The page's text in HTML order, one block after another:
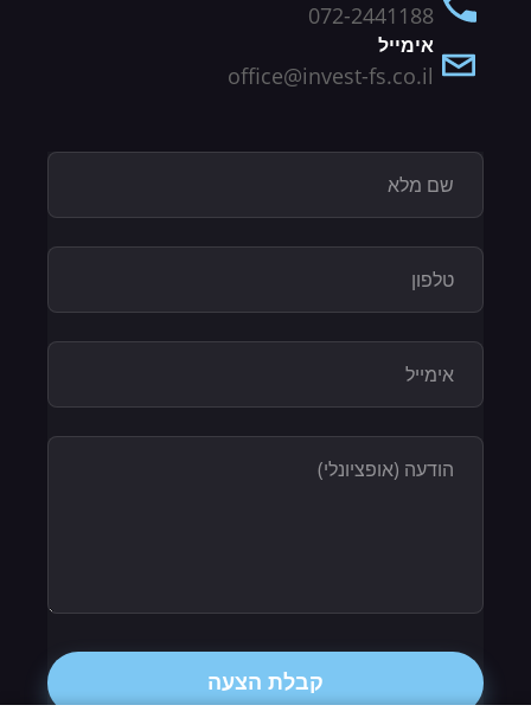
072-2441188
אימייל
office@invest-fs.co.il
קבלת הצעה